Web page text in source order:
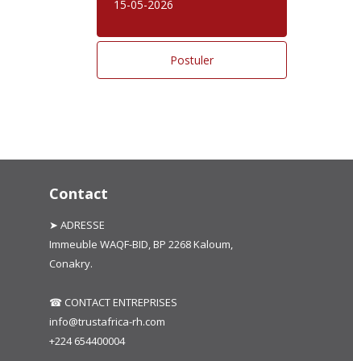
15-05-2026
Contact
➤ ADRESSE
Immeuble WAQF-BID, BP 2268 Kaloum,
Conakry.
☎ CONTACT ENTREPRISES
info@trustafrica-rh.com
+224 654400004